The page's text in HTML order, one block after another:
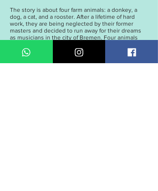
The story is about four farm animals: a donkey, a
dog, a cat, and a rooster. After a lifetime of hard
work, they are being neglected by their former
masters and decided to run away for their dreams
as musicians in the city of Bremen. Four animals
stubborn and clumsy; Dog has an impulsive
behavior; Cat is greedy and constantly stressed
whereas rooster is very arrogant. Will they be able